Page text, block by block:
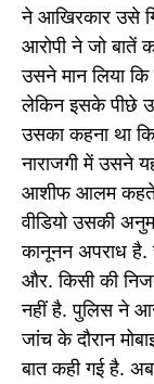
ने आखिरकार उसे
आरोपी ने जो बातें
उसने मान लिया
लेकिन इसके पीछे
उसका कहना था
नाराजगी में उसने
आशीफ आलम कहते हैं
वीडियो उसकी
कानूनन अपराध है.
और. किसी की
नहीं है. पुलिस ने
जांच के दौरान
बात कही गई है.